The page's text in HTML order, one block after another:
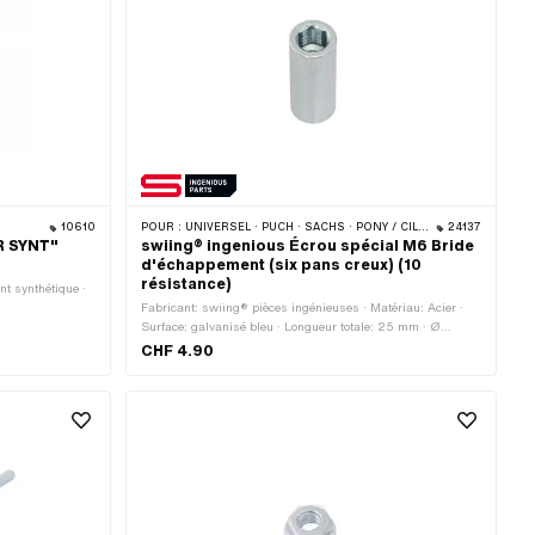
10610
SYNT"
synthétique ·
POUR : UNIVERSEL · PUCH · SACHS · PONY / CILO (BÊTA 521 & 512) · ZÜNDAPP BELMONDO · TOMOS 24137
swiing® ingenious Écrou spécial M6 Bride
d'échappement (six pans creux) (10
résistance)
Fabricant: swiing® pièces ingénieuses · Matériau: Acier ·
Surface: galvanisé bleu · Longueur totale: 25 mm · Ø
extérieur: 10 mm · Type de filetage: M6x1 (filetage standard)
CHF 4.90